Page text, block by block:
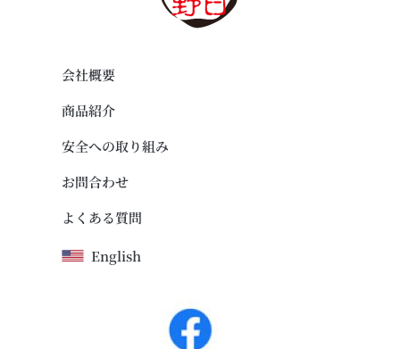
会社概要
商品紹介
安全への取り組み
お問合わせ
よくある質問
English